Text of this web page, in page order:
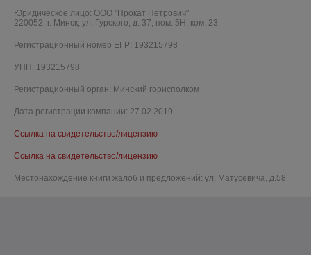
Юридическое лицо: ООО "Прокат Петрович"
220052, г. Минск, ул. Гурского, д. 37, пом. 5Н, ком. 23
Регистрационный номер ЕГР: 193215798
УНП: 193215798
Регистрационный орган: Минский горисполком
Дата регистрации компании: 27.02.2019
Ссылка на свидетельство/лицензию
Ссылка на свидетельство/лицензию
Местонахождение книги жалоб и предложений: ул. Матусевича, д.58